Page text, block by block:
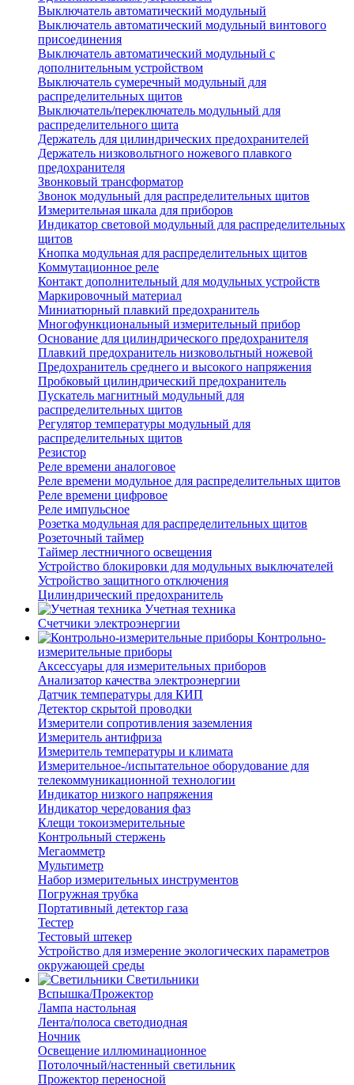
Выключатель автоматический модульный
Выключатель автоматический модульный винтового
присоединения
Выключатель автоматический модульный с
дополнительным устройством
Выключатель сумеречный модульный для
распределительных щитов
Выключатель/переключатель модульный для
распределительного щита
Держатель для цилиндрических предохранителей
Держатель низковольтного ножевого плавкого
предохранителя
Звонковый трансформатор
Звонок модульный для распределительных щитов
Измерительная шкала для приборов
Индикатор световой модульный для распределительных
щитов
Кнопка модульная для распределительных щитов
Коммутационное реле
Контакт дополнительный для модульных устройств
Маркировочный материал
Миниатюрный плавкий предохранитель
Многофункциональный измерительный прибор
Основание для цилиндрического предохранителя
Плавкий предохранитель низковольтный ножевой
Предохранитель среднего и высокого напряжения
Пробковый цилиндрический предохранитель
Пускатель магнитный модульный для
распределительных щитов
Регулятор температуры модульный для
распределительных щитов
Резистор
Реле времени аналоговое
Реле времени модульное для распределительных щитов
Реле времени цифровое
Реле импульсное
Розетка модульная для распределительных щитов
Розеточный таймер
Таймер лестничного освещения
Устройство блокировки для модульных выключателей
Устройство защитного отключения
Цилиндрический предохранитель
Учетная техника
Счетчики электроэнергии
Контрольно-
измерительные приборы
Аксессуары для измерительных приборов
Анализатор качества электроэнергии
Датчик температуры для КИП
Детектор скрытой проводки
Измерители сопротивления заземления
Измеритель антифриза
Измеритель температуры и климата
Измерительное-/испытательное оборудование для
телекоммуникационной технологии
Индикатор низкого напряжения
Индикатор чередования фаз
Клещи токоизмерительные
Контрольный стержень
Мегаомметр
Мультиметр
Набор измерительных инструментов
Погружная трубка
Портативный детектор газа
Тестер
Тестовый штекер
Устройство для измерение экологических параметров
окружающей среды
Светильники
Вспышка/Прожектор
Лампа настольная
Лента/полоса светодиодная
Ночник
Освещение иллюминационное
Потолочный/настенный светильник
Прожектор переносной